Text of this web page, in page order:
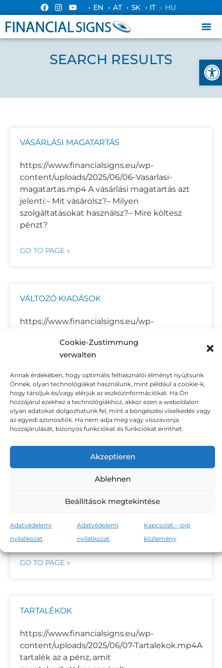
Cookie-Zustimmung
verwalten
Annak érdekében, hogy optimális felhasználói élményt nyújtsunk
Önnek, olyan technológiákat használunk, mint például a cookie-k,
hogy tároljuk és/vagy elérjük az eszközinformációkat. Ha Ön
hozzájárul ezekhez a technológiákhoz, akkor ezen a weboldalon
olyan adatokat dolgozhatunk fel, mint a böngészési viselkedés vagy
az egyedi azonosítók. Ha nem adja meg vagy visszavonja
hozzájárulását, bizonyos funkciókat és funkciókat érinthet.
Akzeptieren
Ablehnen
Beállítások megtekintése
Adatvédelemi
nyilatkozat
Adatvédelemi
nyilatkozat
Kapcsolat – jogi
közlemény
• EN • AT • SK • IT • HU
SEARCH RESULTS
VÁSÁRLÁSI MAGATARTÁS
https://www.financialsigns.eu/wp-
content/uploads/2025/06/06-Vasarlasi-
magatartas.mp4 A vásárlási magatartás azt
jelenti:– Mit vásárolsz?– Milyen
szolgáltatásokat használsz?– Mire költesz
pénzt?
GO TO PAGE »
VÁLTOZÓ KIADÁSOK
https://www.financialsigns.eu/wp-
kiadasok-.mp4 Ezek a kiadások nem mindig
ugyanolyan az összegűek,de mégis
élelmiszervásárlás, rezsi, benzinköltség.
GO TO PAGE »
HÁZTARTÁSI KÖNYV
https://www.financialsigns.eu/wp-
koenyv.mp4 Egy háztartási könyvben
áttekintésben láthatja:Mennyi pénzt költ,
pontosan mire?
GO TO PAGE »
TARTALÉKOK
https://www.financialsigns.eu/wp-
content/uploads/2025/06/07-Tartalekok.mp4A
tartalék az a pénz, amit